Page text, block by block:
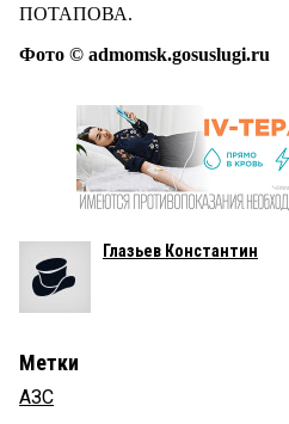
ПОТАПОВА.
Фото © admomsk.gosuslugi.ru
Глазьев Константин
Метки
АЗС